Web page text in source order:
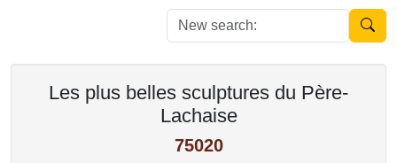
New
Les plus belles sculptures du Père-
Lachaise
75020